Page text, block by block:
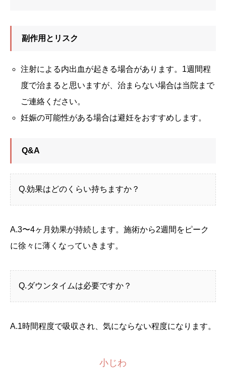
副作用とリスク
注射による内出血が起きる場合があります。1週間程
度で治まると思いますが、治まらない場合は当院まで
ご連絡ください。
妊娠の可能性がある場合は避妊をおすすめします。
Q&A
Q.効果はどのくらい持ちますか？
A.3〜4ヶ月効果が持続します。施術から2週間をピーク
に徐々に薄くなっていきます。
Q.ダウンタイムは必要ですか？
A.1時間程度で吸収され、気にならない程度になります。
小じわ